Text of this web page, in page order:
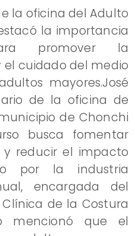
la oficina del Adulto
la importancia
promover la
cuidado del medio
mayores.José
de la oficina de
de Chonchi
busca fomentar
y reducir el impacto
por la industria
encargada del
de la Costura
mencionó que el